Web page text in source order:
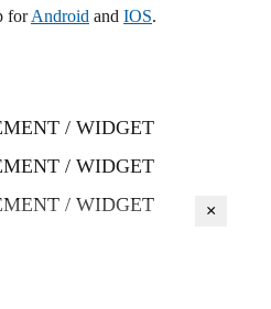
forAndroid and IOS.
/ WIDGET
/ WIDGET
/ WIDGET
×